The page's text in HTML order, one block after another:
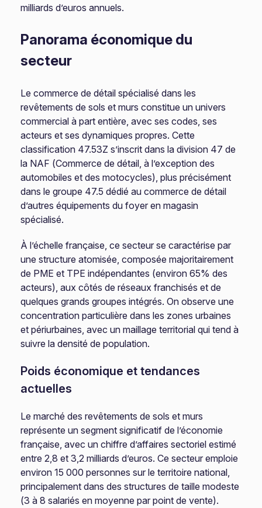
milliards d’euros annuels.
Panorama économique du
secteur
Le commerce de détail spécialisé dans les
revêtements de sols et murs constitue un univers
commercial à part entière, avec ses codes, ses
acteurs et ses dynamiques propres. Cette
classification 47.53Z s’inscrit dans la division 47 de
la NAF (Commerce de détail, à l’exception des
automobiles et des motocycles), plus précisément
dans le groupe 47.5 dédié au commerce de détail
d’autres équipements du foyer en magasin
spécialisé.
À l’échelle française, ce secteur se caractérise par
une structure atomisée, composée majoritairement
de PME et TPE indépendantes (environ 65% des
acteurs), aux côtés de réseaux franchisés et de
quelques grands groupes intégrés. On observe une
concentration particulière dans les zones urbaines
et périurbaines, avec un maillage territorial qui tend à
suivre la densité de population.
Poids économique et tendances
actuelles
Le marché des revêtements de sols et murs
représente un segment significatif de l’économie
française, avec un chiffre d’affaires sectoriel estimé
entre 2,8 et 3,2 milliards d’euros. Ce secteur emploie
environ 15 000 personnes sur le territoire national,
principalement dans des structures de taille modeste
(3 à 8 salariés en moyenne par point de vente).